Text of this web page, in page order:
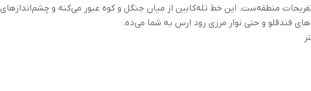
منطقه‌ست. این خط تله‌کابین از میان جنگل و کوه عبور می‌کنه و چشم‌اندازهای
فندقلو و حتی نوار مرزی رود ارس به شما می‌ده.